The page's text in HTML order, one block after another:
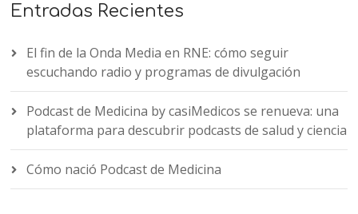
Entradas Recientes
El fin de la Onda Media en RNE: cómo seguir
escuchando radio y programas de divulgación
Podcast de Medicina by casiMedicos se renueva: una
plataforma para descubrir podcasts de salud y ciencia
Cómo nació Podcast de Medicina